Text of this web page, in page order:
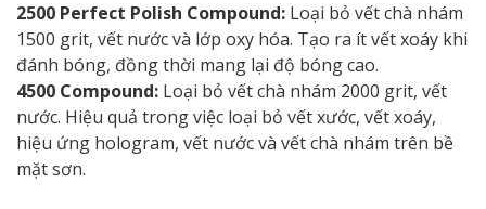
2500 Perfect Polish Compound: Loại bỏ vết chà nhám
1500 grit, vết nước và lớp oxy hóa. Tạo ra ít vết xoáy khi
đánh bóng, đồng thời mang lại độ bóng cao.
4500 Compound: Loại bỏ vết chà nhám 2000 grit, vết
nước. Hiệu quả trong việc loại bỏ vết xước, vết xoáy,
hiệu ứng hologram, vết nước và vết chà nhám trên bề
mặt sơn.